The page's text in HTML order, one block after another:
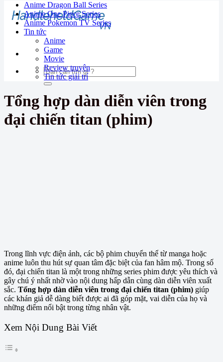
Anime Dragon Ball Series
Anime One Piece Series
Anime Pokemon TV Series
Tin tức
Anime
Game
Movie
Review truyện
Tin tức giải trí
Tổng hợp dàn diễn viên trong
đại chiến titan (phim)
Trong lĩnh vực điện ảnh, các bộ phim chuyển thể từ manga hoặc
anime luôn thu hút sự quan tâm đặc biệt của fan hâm mộ. Trong số
đó, đại chiến titan là một trong những series phim được yêu thích và
gây chú ý nhất nhờ vào nội dung hấp dẫn cùng dàn diễn viên xuất
sắc. Tổng hợp dàn diễn viên trong đại chiến titan (phim) giúp
các khán giả dễ dàng biết được ai đã góp mặt, vai diễn của họ và
những điểm nổi bật trong từng nhân vật.
Xem Nội Dung Bài Viết